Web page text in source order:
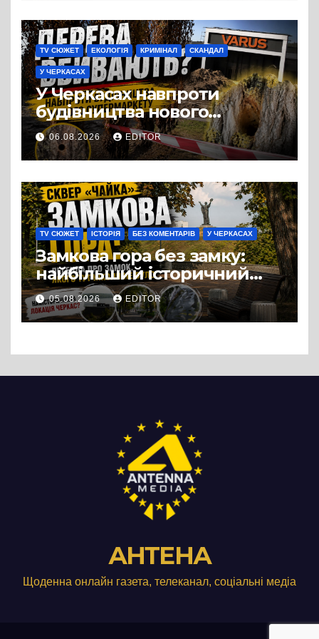
TV СЮЖЕТ ЕКОЛОГІЯ КРИМІНАЛ СКАНДАЛ
У ЧЕРКАСАХ
У Черкасах навпроти
будівництва нового
супермаркету VARUS на
проспекті Перемоги всохли
дерева. І це навряд чи
можна назвати
випадковістю
06.08.2026 EDITOR
TV СЮЖЕТ ІСТОРІЯ БЕЗ КОМЕНТАРІВ У ЧЕРКАСАХ
Замкова гора без замку:
найбільший історичний
міф Черкас
05.08.2026 EDITOR
АНТЕНА
Щоденна онлайн газета, телеканал, соціальні медіа